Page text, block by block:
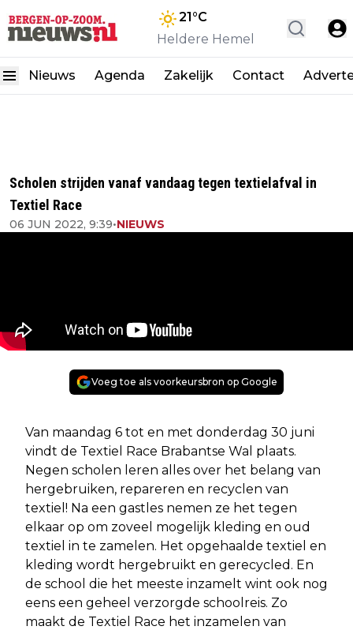
21°C
Heldere Hemel
Nieuws Agenda Zakelijk Contact
Scholen strijden vanaf vandaag tegen textielafval in
Textiel Race
06 JUN 2022, 9:39•NIEUWS
Voeg toe als voorkeursbron op Google
Van maandag 6 tot en met donderdag 30 juni
vindt de Textiel Race Brabantse Wal plaats.
Negen scholen leren alles over het belang van
hergebruiken, repareren en recyclen van
textiel! Na een gastles nemen ze het tegen
elkaar op om zoveel mogelijk kleding en oud
textiel in te zamelen. Het opgehaalde textiel en
kleding wordt hergebruikt en gerecycled. En
de school die het meeste inzamelt wint ook nog
eens een geheel verzorgde schoolreis. Zo
maakt de Textiel Race het inzamelen van